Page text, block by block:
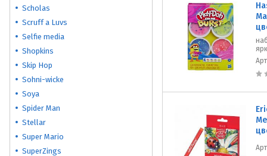
Scholas
Scruff a Luvs
Selfie media
Shopkins
Skip Hop
Sohni-wicke
Soya
Spider Man
Stellar
Super Mario
SuperZings